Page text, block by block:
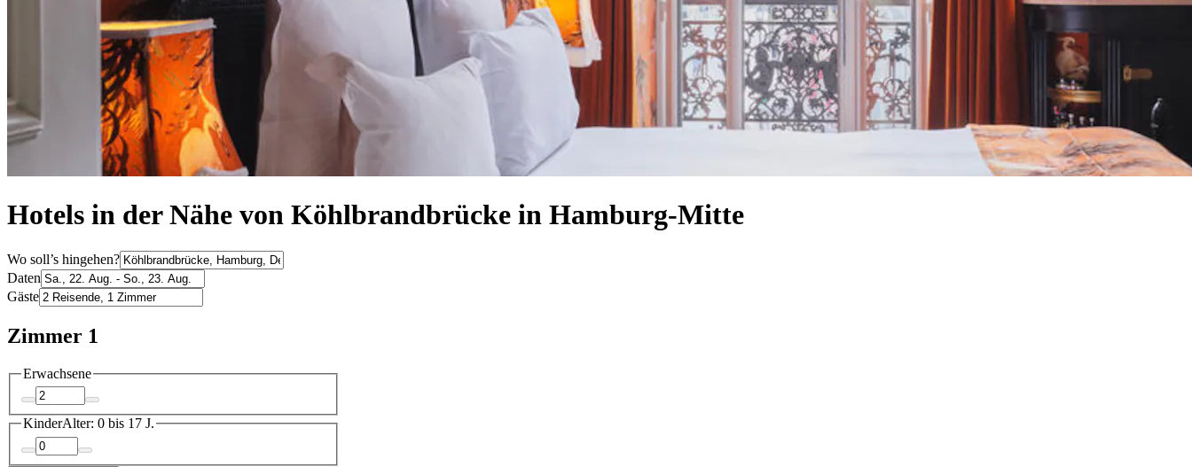
Hotels in der Nähe von Köhlbrandbrücke in Hamburg-Mitte
Wo soll’s hingehen?
Daten
Gäste
Zimmer 1
Erwachsene
KinderAlter: 0 bis 17 J.